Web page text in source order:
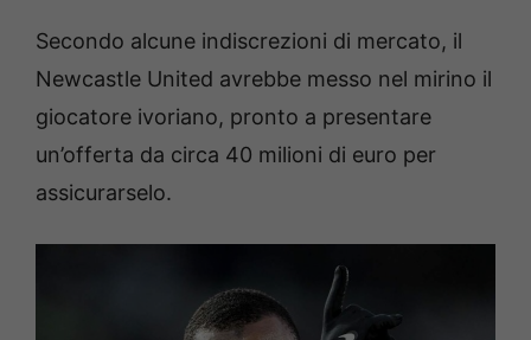
Secondo alcune indiscrezioni di mercato, il
Newcastle United avrebbe messo nel mirino il
giocatore ivoriano, pronto a presentare
un’offerta da circa 40 milioni di euro per
assicurarselo.